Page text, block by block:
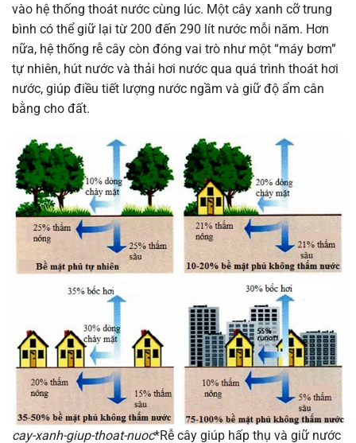
vào hệ thống thoát nước cùng lúc. Một cây xanh cỡ trung
bình có thể giữ lại từ 200 đến 290 lít nước mỗi năm. Hơn
nữa, hệ thống rễ cây còn đóng vai trò như một “máy bơm”
tự nhiên, hút nước và thải hơi nước qua quá trình thoát hơi
nước, giúp điều tiết lượng nước ngầm và giữ độ ẩm cân
bằng cho đất.
cay-xanh-giup-thoat-nuoc*Rễ cây giúp hấp thụ và giữ nước